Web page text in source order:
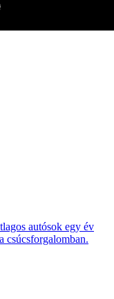
autósok egy év
csúcsforgalomban.